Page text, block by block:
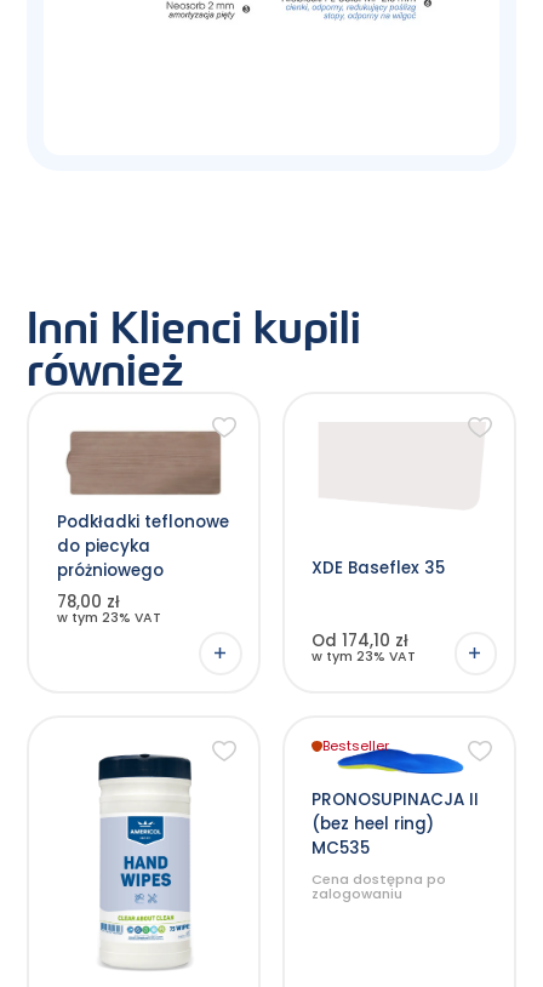
Inni Klienci kupili
również
Podkładki teflonowe
do piecyka
próżniowego
78,00 zł
w tym 23% VAT
XDE Baseflex 35
Od 174,10 zł
w tym 23% VAT
stronie
PRONOSUPINACJA II
(bez heel ring)
MC535
Cena dostępna po
zalogowaniu
Ten
produkt
wiele
wariantów.
Opcje
można
wybrać
na
stronie
produktu
Bestseller